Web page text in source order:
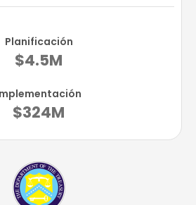
Planificación
$4.5M
$324M